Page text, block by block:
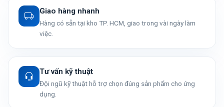
Giao hàng nhanh
Hàng có sẵn tại kho TP. HCM, giao trong vài ngày làm
việc.
Tư vấn kỹ thuật
Đội ngũ kỹ thuật hỗ trợ chọn đúng sản phẩm cho ứng
dụng.